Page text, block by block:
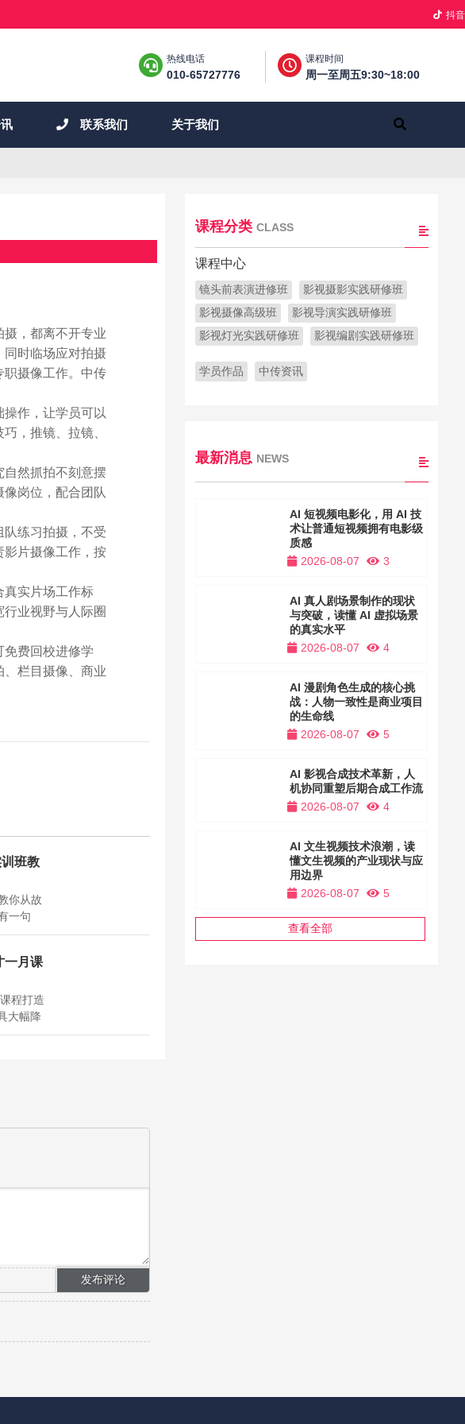
抖音
热线电话
010-65727776
课程时间
周一至周五9:30~18:00
联系我们 关于我们
，都离不开专业
同时临场应对拍摄
职摄像工作。中传
作，让学员可以
，推镜、拉镜、
然抓拍不刻意摆
岗位，配合团队
练习拍摄，不受
影片摄像工作，按
真实片场工作标
业视野与人际圈
费回校进修学
栏目摄像、商业
班教
你从故
一句
摄影多
可替
多喜...
一月课
程打造
大幅降
、漫剧
课程分类 CLASS
课程中心
镜头前表演进修班
影视摄影实践研修班
影视摄像高级班
影视导演实践研修班
影视灯光实践研修班
影视编剧实践研修班
学员作品 中传资讯
最新消息 NEWS
AI 短视频电影化，用 AI 技
术让普通短视频拥有电影级
质感
2026-08-07
3
AI 真人剧场景制作的现状
与突破，读懂 AI 虚拟场景
的真实水平
2026-08-07
4
AI 漫剧角色生成的核心挑
战：人物一致性是商业项目
的生命线
2026-08-07
5
AI 影视合成技术革新，人
机协同重塑后期合成工作流
2026-08-07
4
AI 文生视频技术浪潮，读
懂文生视频的产业现状与应
用边界
2026-08-07
5
查看全部